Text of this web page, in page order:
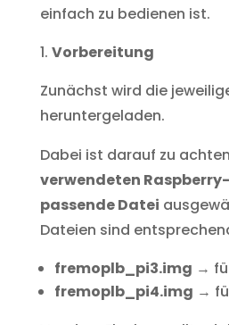
einfach zu bedienen ist.
Vorbereitung
Zunächst wird die
heruntergeladen.
Dabei ist darauf zu
verwendeten
passende Datei
Dateien sind
fremoplb_pi3.img →
fremoplb_pi4.img →